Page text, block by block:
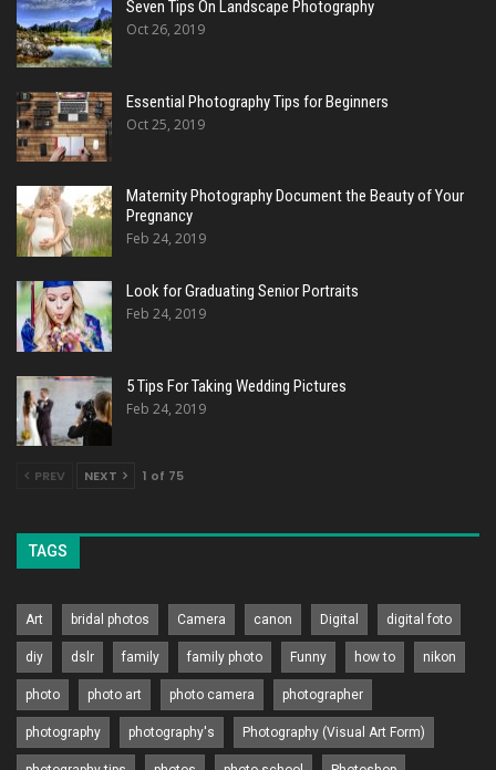
Seven Tips On Landscape Photography
Oct 26, 2019
Essential Photography Tips for Beginners
Oct 25, 2019
Maternity Photography Document the Beauty of Your
Pregnancy
Feb 24, 2019
Look for Graduating Senior Portraits
Feb 24, 2019
5 Tips For Taking Wedding Pictures
Feb 24, 2019
PREV NEXT 1 of 75
TAGS
Art bridal photos Camera canon Digital digital foto
diy dslr family family photo Funny how to nikon
photo photo art photo camera photographer
photography photography's Photography (Visual Art Form)